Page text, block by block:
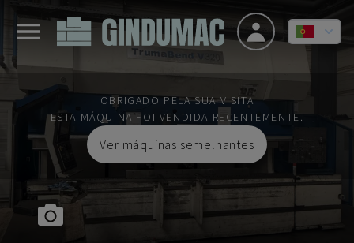
OBRIGADO PELA SUA VISITA
ESTA MÁQUINA FOI VENDIDA RECENTEMENTE.
Ver máquinas semelhantes